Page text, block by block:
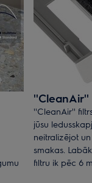
''CleanAir''
jūsu
neitralizējot
smakas.
filtru ik pēc 6